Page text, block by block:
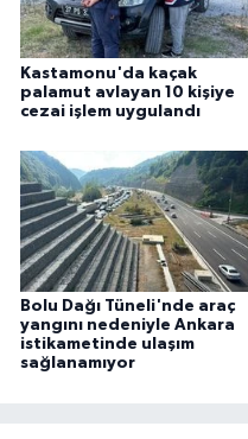
Kastamonu'da kaçak
palamut avlayan 10 kişiye
cezai işlem uygulandı
Bolu Dağı Tüneli'nde araç
yangını nedeniyle Ankara
istikametinde ulaşım
sağlanamıyor